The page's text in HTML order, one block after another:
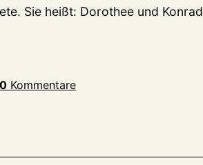
Sie heißt: Dorothee und Konrad
Kommentare